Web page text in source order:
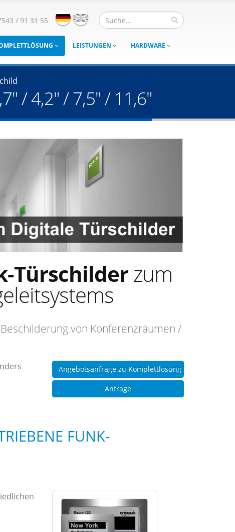
/ 91 31 55
LEISTUNGEN HARDWARE
/ 4,2" / 7,5" / 11,6"
Türschilderzum
von Konferenzräumen /
Angebotsanfrage zu Komplettlösung
Anfrage
FUNK-T